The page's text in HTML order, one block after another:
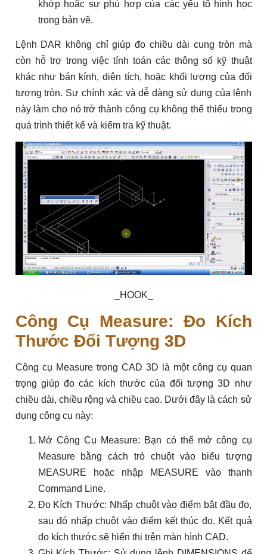
khớp hoặc sự phù hợp của các yếu tố hình học
trong bản vẽ.
Lệnh DAR không chỉ giúp đo chiều dài cung tròn mà
còn hỗ trợ trong việc tính toán các thông số kỹ thuật
khác như bán kính, diện tích, hoặc khối lượng của đối
tượng tròn. Sự chính xác và dễ dàng sử dụng của lệnh
này làm cho nó trở thành công cụ không thể thiếu trong
quá trình thiết kế và kiểm tra kỹ thuật.
_HOOK_
Công Cụ Measure: Đo Kích
Thước Đối Tượng 3D
Công cụ Measure trong CAD 3D là một công cụ quan
trọng giúp đo các kích thước của đối tượng 3D như
chiều dài, chiều rộng và chiều cao. Dưới đây là cách sử
dụng công cụ này:
Mở Công Cụ Measure: Bạn có thể mở công cụ
Measure bằng cách trỏ chuột vào biểu tượng
MEASURE hoặc nhập MEASURE vào thanh
Command Line.
Đo Kích Thước: Nhấp chuột vào điểm bắt đầu đo,
sau đó nhấp chuột vào điểm kết thúc đo. Kết quả
đo kích thước sẽ hiển thị trên màn hình CAD.